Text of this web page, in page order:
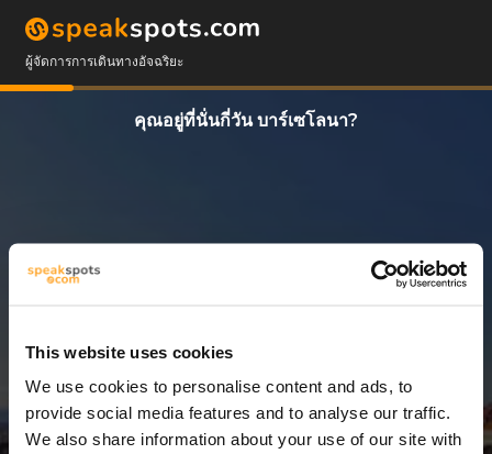
This website uses cookies
We use cookies to personalise content and ads, to
provide social media features and to analyse our traffic.
We also share information about your use of our site with
ผู้จัดการการเดินทางอัจฉริยะ
คุณอยู่ที่นั่นกี่วัน บาร์เซโลนา?